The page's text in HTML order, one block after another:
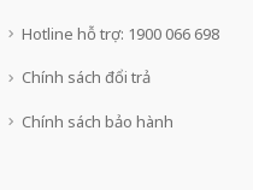
Hotline hỗ trợ: 1900 066 698
Chính sách đổi trả
Chính sách bảo hành